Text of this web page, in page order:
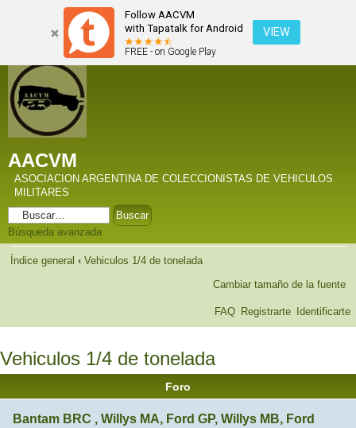
Follow AACVM
with Tapatalk for Android
FREE - on Google Play
VIEW
AACVM
ASOCIACION ARGENTINA DE COLECCIONISTAS DE VEHICULOS
MILITARES
Búsqueda avanzada
Índice general ‹ Vehiculos 1/4 de tonelada
Cambiar tamaño de la fuente
FAQ Registrarte Identificarte
Vehiculos 1/4 de tonelada
Foro
Bantam BRC , Willys MA, Ford GP, Willys MB, Ford